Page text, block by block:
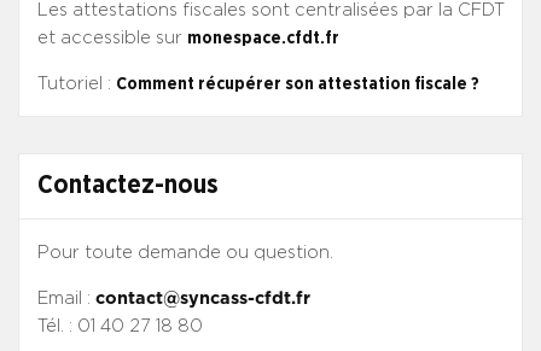
Les attestations fiscales sont centralisées par la CFDT
et accessible sur monespace.cfdt.fr
Tutoriel : Comment récupérer son attestation fiscale ?
Contactez-nous
Pour toute demande ou question.
Email : contact@syncass-cfdt.fr
Tél. : 01 40 27 18 80